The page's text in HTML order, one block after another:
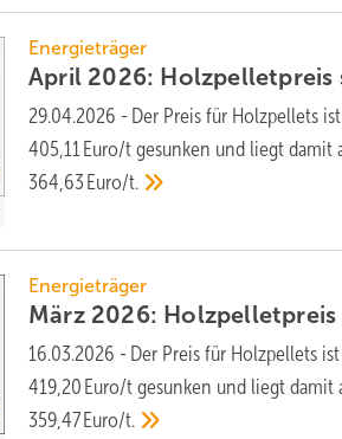
Energieträger
April 2026: Holzpellet­preis
29.04.2026 - Der Preis für Holz­pellets
405,11 Euro/t ge­sunken und liegt da­mit
364,63 Euro/t.
Energieträger
März 2026:
16.03.2026 - Der Preis für Holz­pellets
419,20 Euro/t ge­sunken und liegt
359,47 Euro/t.